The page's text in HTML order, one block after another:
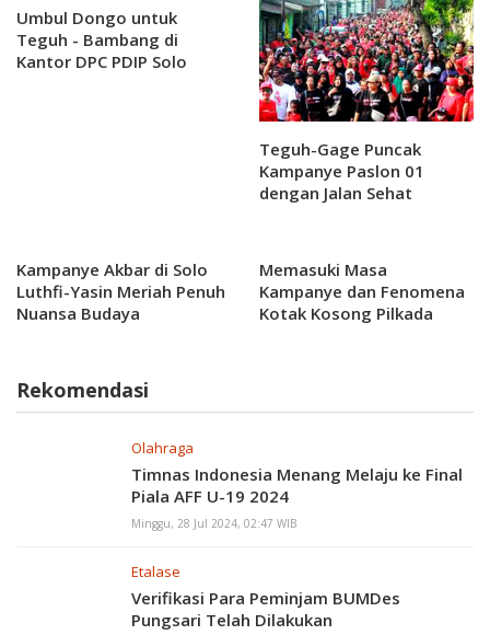
Umbul Dongo untuk
Teguh - Bambang di
Kantor DPC PDIP Solo
Teguh-Gage Puncak
Kampanye Paslon 01
dengan Jalan Sehat
Kampanye Akbar di Solo
Luthfi-Yasin Meriah Penuh
Nuansa Budaya
Memasuki Masa
Kampanye dan Fenomena
Kotak Kosong Pilkada
Rekomendasi
Olahraga
Timnas Indonesia Menang Melaju ke Final
Piala AFF U-19 2024
Minggu, 28 Jul 2024, 02:47 WIB
Etalase
Verifikasi Para Peminjam BUMDes
Pungsari Telah Dilakukan